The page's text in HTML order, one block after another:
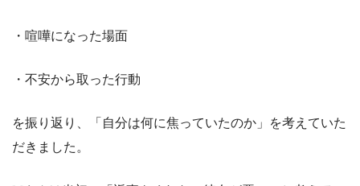
・喧嘩になった場面
・不安から取った行動
を振り返り、「自分は何に焦っていたのか」を考えていた
だきました。